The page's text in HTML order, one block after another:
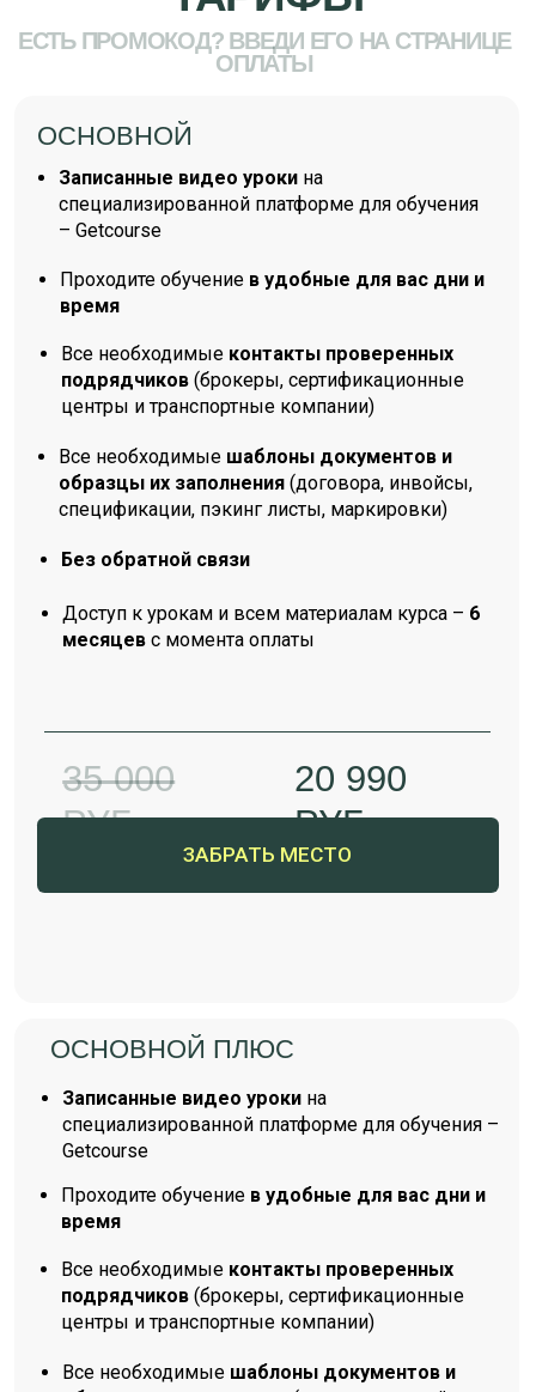
ЧТО ГОВОРЯТ
УЧЕНИКИ
Сначала сомневалась — думала, что белый
ввоз сильно дороже.
Но после курса всё пересчитала и оказалось,
что разница с карго минимальна, зато теперь
Я думала, что раз официально — значит,
грамотно оформить документы, выбрать
почти то же самое, а иногда даже выгоднее.
Краснодар
Анна К.
Долго боялась переходить с карго, думала,
что официальный ввоз — это сложно и
дорого.
После курса всё стало понятно: оформили
которых дает Анна, и в итоге доставка вышла
по цене почти как через карго, только теперь
всё чисто и спокойно.
Спасибо за пошаговую систему — теперь не